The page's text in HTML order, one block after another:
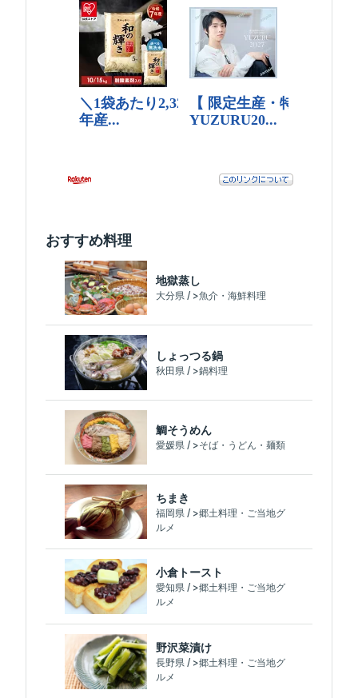
おすすめ料理
地獄蒸し
大分県 / >魚介・海鮮料理
しょっつる鍋
秋田県 / >鍋料理
鯛そうめん
愛媛県 / >そば・うどん・麺類
ちまき
福岡県 / >郷土料理・ご当地グ
ルメ
小倉トースト
愛知県 / >郷土料理・ご当地グ
ルメ
野沢菜漬け
長野県 / >郷土料理・ご当地グ
ルメ